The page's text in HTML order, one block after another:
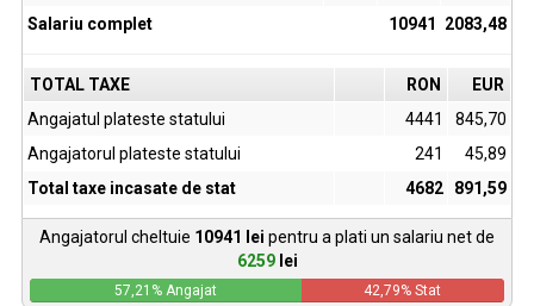
Salariu complet
10941 2083,48
TOTAL TAXE RON
EUR
Angajatul plateste statului
4441
845,70
Angajatorul plateste statului
241
45,89
Total taxe incasate de stat
4682 891,59
Angajatorul cheltuie 10941 lei pentru a plati un salariu net de
6259 lei
57,21 % Angajat 42,79% Stat